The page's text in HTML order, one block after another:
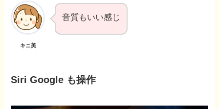
キニ美
音質もいい感じ
Siri Google も操作